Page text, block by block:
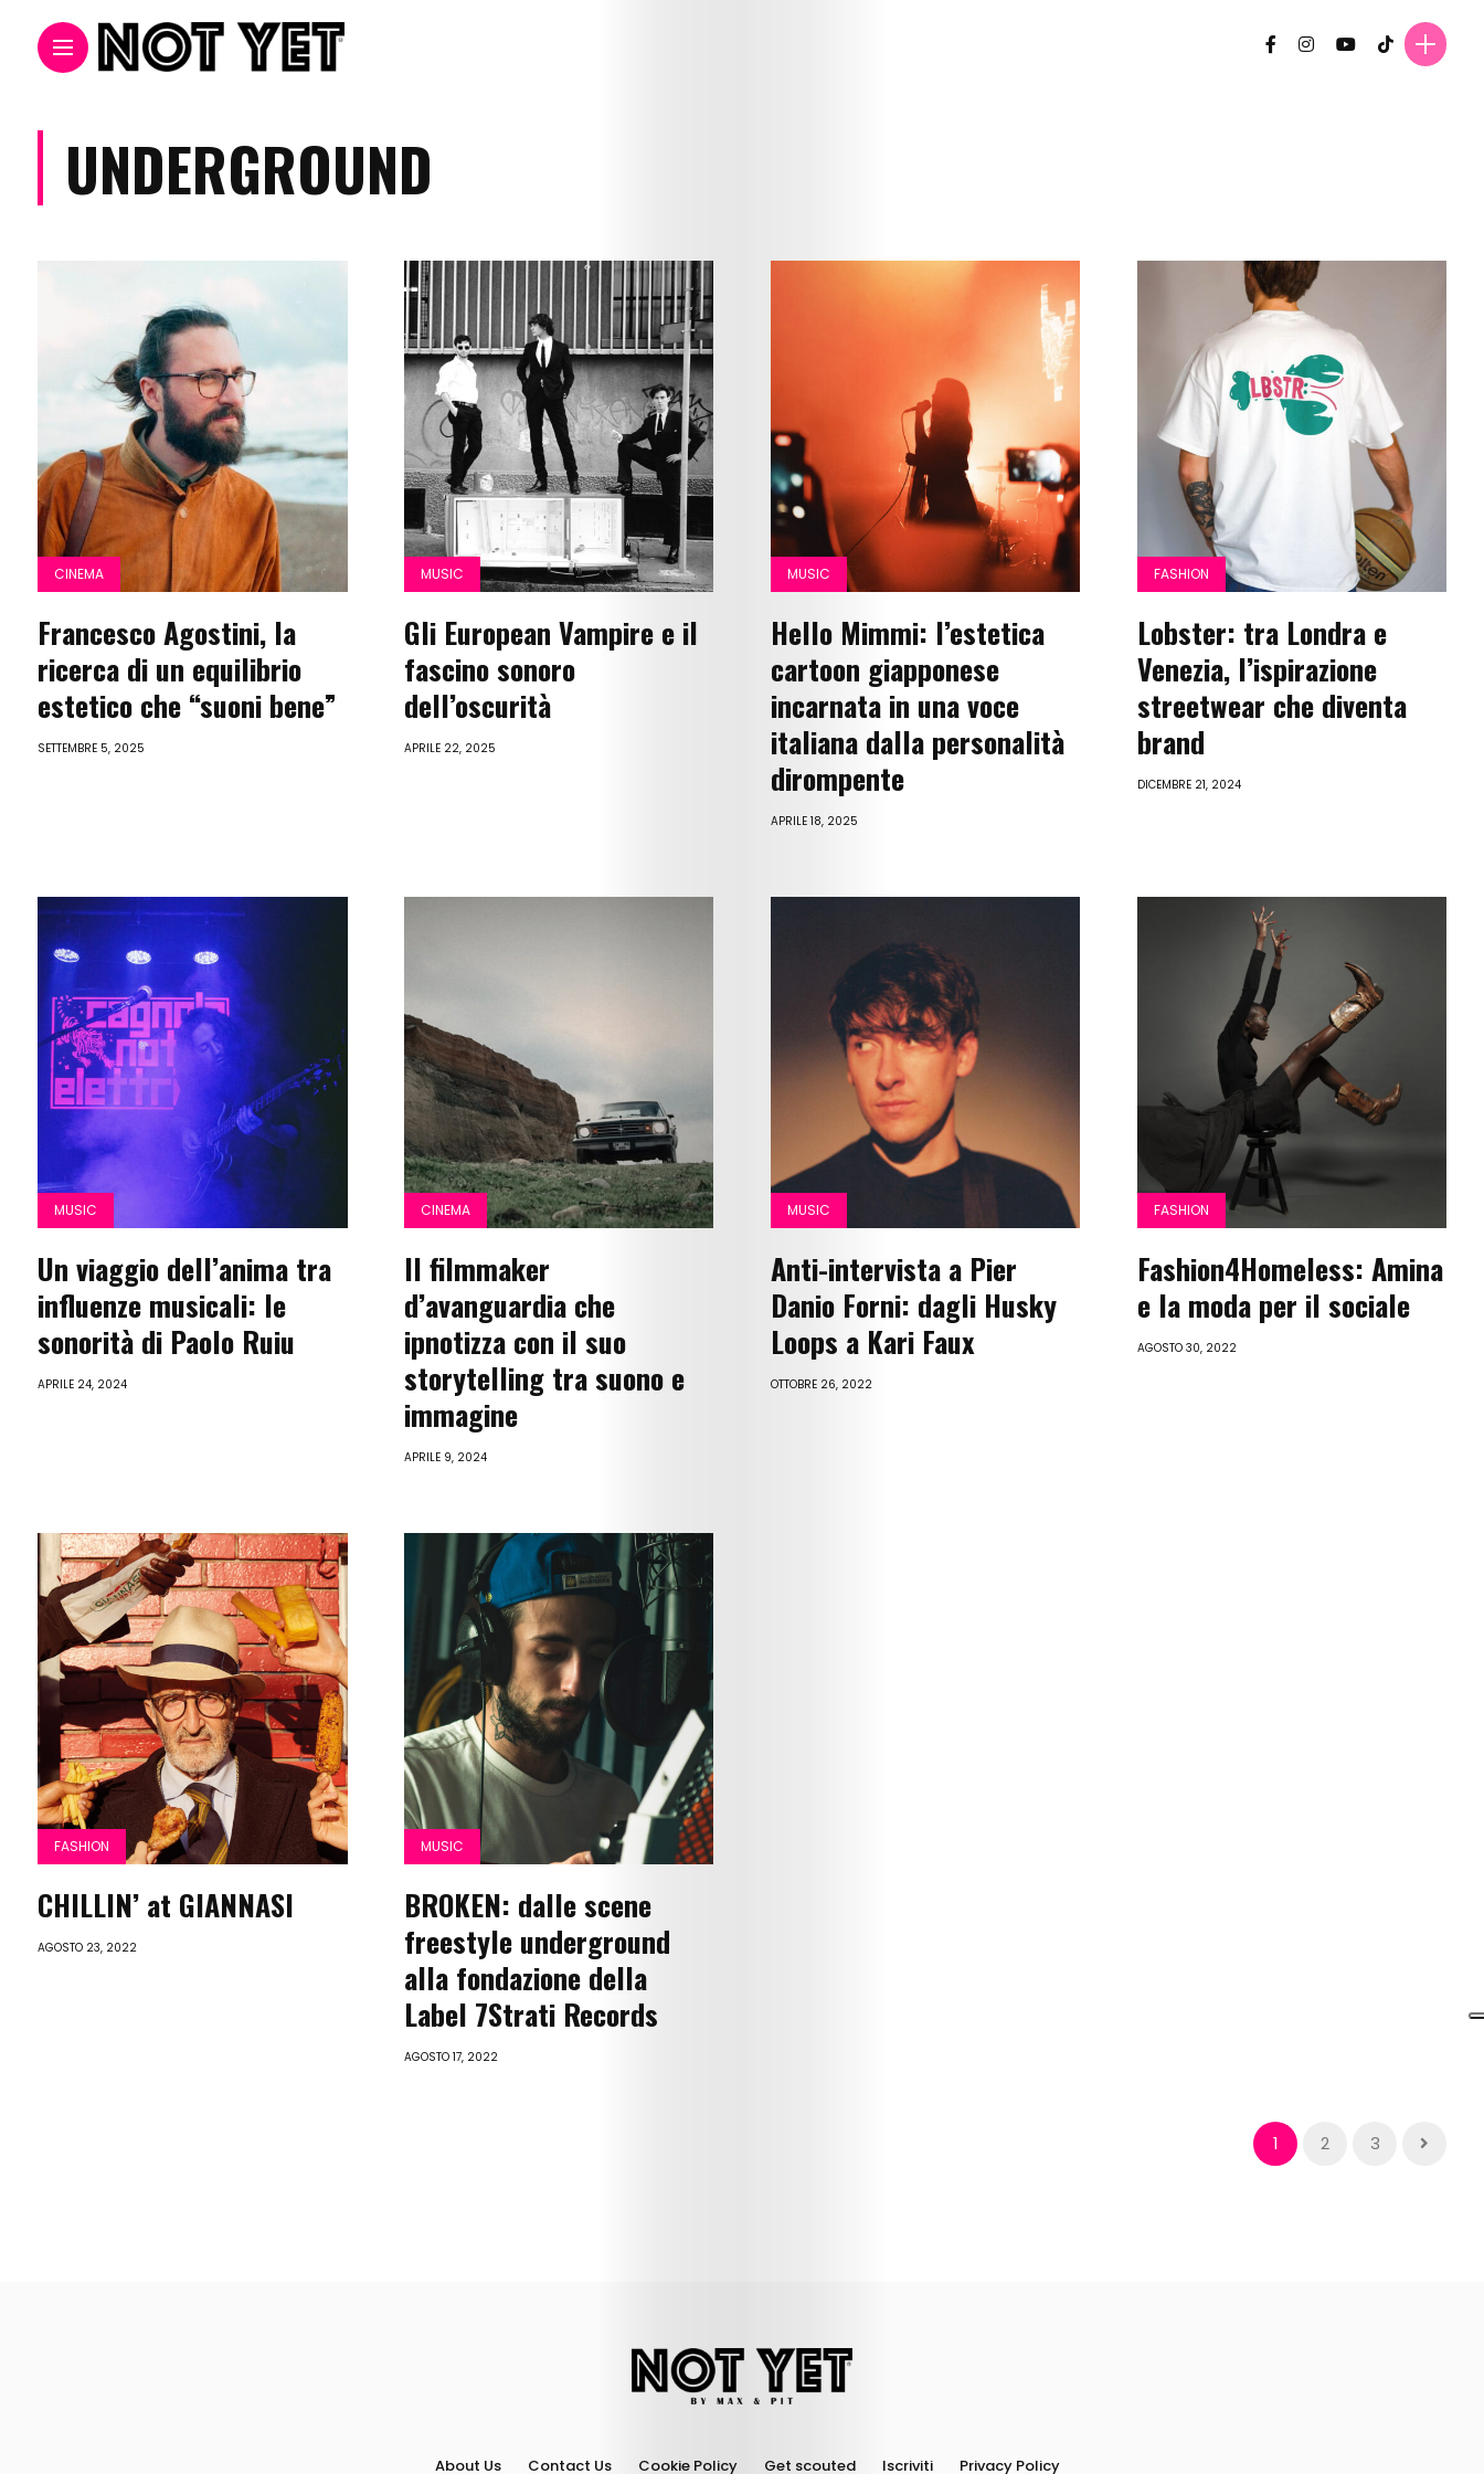
Art
Cinema
Fashion
Lifestyle
Music
Columns
About
Us
UNDERGROUND
CINEMA
Francesco Agostini, la
ricerca di un equilibrio
estetico che “suoni bene”
SETTEMBRE 5, 2025
MUSIC
Gli European Vampire e il
fascino sonoro
dell’oscurità
APRILE 22, 2025
MUSIC
Hello Mimmi: l’estetica
cartoon giapponese
incarnata in una voce
italiana dalla personalità
dirompente
APRILE 18, 2025
FASHION
Lobster: tra Londra e
Venezia, l’ispirazione
streetwear che diventa
brand
DICEMBRE 21, 2024
MUSIC
Un viaggio dell’anima tra
influenze musicali: le
sonorità di Paolo Ruiu
APRILE 24, 2024
CINEMA
Il filmmaker
d’avanguardia che
ipnotizza con il suo
storytelling tra suono e
immagine
APRILE 9, 2024
MUSIC
Anti-intervista a Pier
Danio Forni: dagli Husky
Loops a Kari Faux
OTTOBRE 26, 2022
FASHION
Fashion4Homeless: Amina
e la moda per il sociale
AGOSTO 30, 2022
FASHION
CHILLIN’ at GIANNASI
AGOSTO 23, 2022
MUSIC
BROKEN: dalle scene
freestyle underground
alla fondazione della
Label 7Strati Records
AGOSTO 17, 2022
1 2 3
About Us Contact Us Cookie Policy Get scouted Iscriviti Privacy Policy